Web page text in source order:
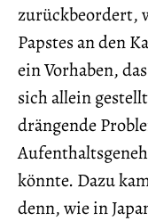
zurückbeordert,
Papstes an den
ein Vorhaben,
sich allein
drängende
könnte. Dazu
denn, wie in